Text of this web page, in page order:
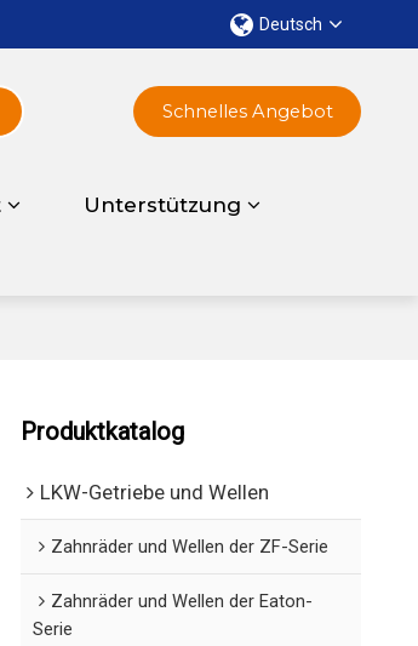
Deutsch
Unterstützung
Schnelles Angebot
Produktkatalog
LKW-Getriebe und Wellen
Zahnräder und Wellen der ZF-Serie
Zahnräder und Wellen der Eaton-
Serie